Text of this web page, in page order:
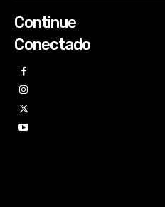
Continue
Conectado